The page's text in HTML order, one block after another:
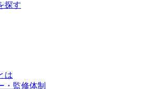
探す
は
・監修体制